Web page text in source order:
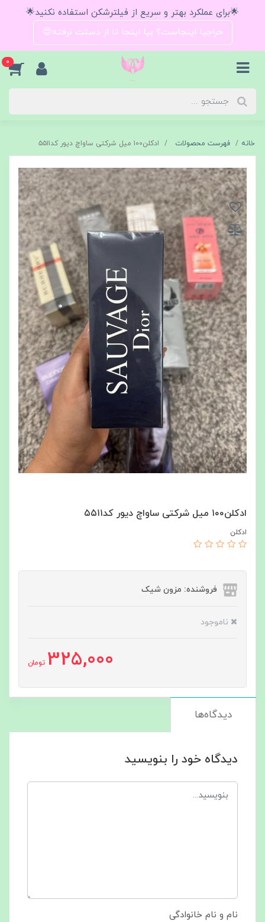
🌟برای عملکرد بهتر و سریع از فیلترشکن استفاده نکنید🌟
حراجیا اینجاست؟ بیا اینجا تا از دستت نرفته😍
0
خانه فهرست محصولات ادکلن۱۰۰ میل شرکتی ساواچ دیور کد۵۵۱۱
ادکلن۱۰۰ میل شرکتی ساواچ دیور کد۵۵۱۱
ادکلن
فروشنده: مزون شیک
ناموجود
325,000 تومان
دیدگاه‌ها
دیدگاه خود را بنویسید
نام و نام خانوادگی